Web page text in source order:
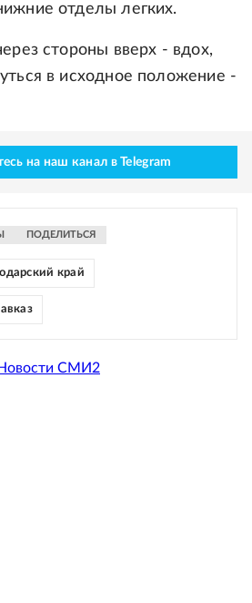
отделы легких.
стороны вверх - вдох,
в исходное положение -
на наш канал в Telegram
ПОДЕЛИТЬСЯ
край
Новости СМИ2